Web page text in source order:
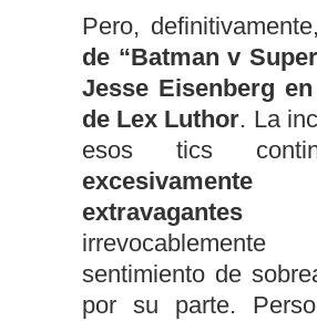
Pero, definitivamente,
de “Batman v
Jesse Eisenberg en
de Lex Luthor. La
esos tics
excesivamente
extravagantes
sentimiento de
por su parte.